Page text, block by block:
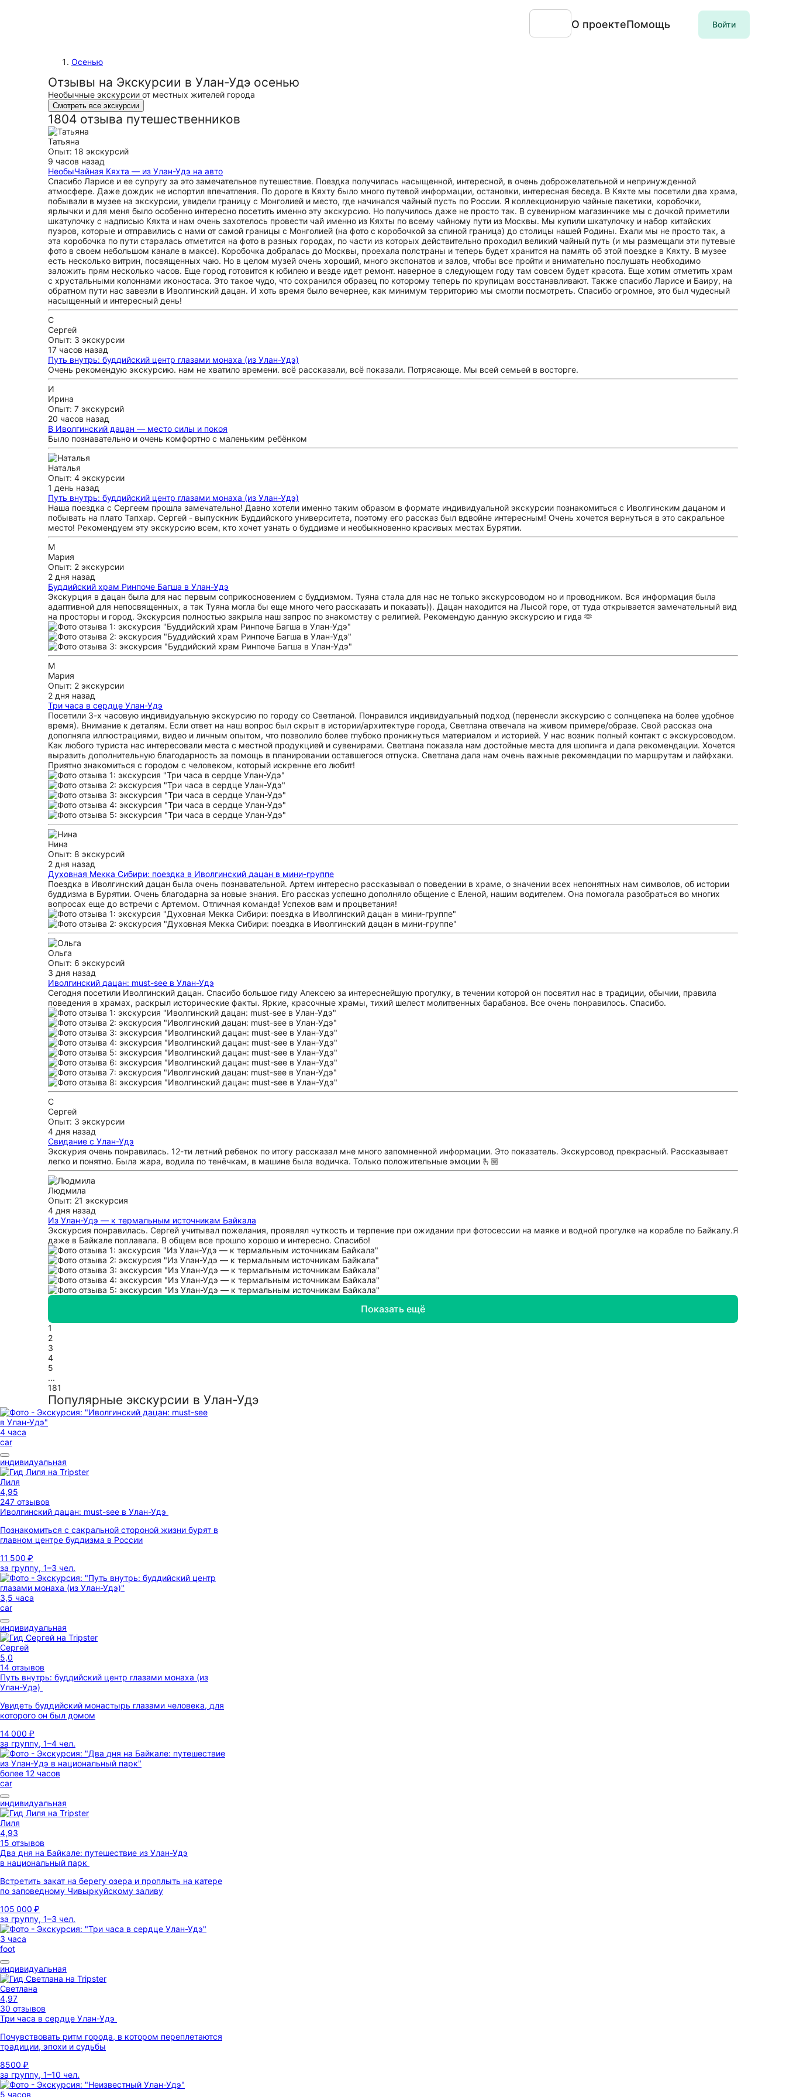
О проектеПомощь Войти
Осенью
Отзывы на Экскурсии в Улан-Удэ осенью
Необычные экскурсии от местных жителей города
Смотреть все экскурсии
1804 отзыва путешественников
Татьяна
Опыт: 18 экскурсий
9 часов назад
НеобыЧайная Кяхта — из Улан-Удэ на авто
Спасибо Ларисе и ее супругу за это замечательное путешествие. Поездка получилась насыщенной, интересной, в очень доброжелательной и непринужденной
атмосфере. Даже дождик не испортил впечатления. По дороге в Кяхту было много путевой информации, остановки, интересная беседа. В Кяхте мы посетили два храма,
побывали в музее на экскурсии, увидели границу с Монголией и место, где начинался чайный пусть по России. Я коллекционирую чайные пакетики, коробочки,
ярлычки и для меня было особенно интересно посетить именно эту экскурсию. Но получилось даже не просто так. В сувенирном магазинчике мы с дочкой приметили
шкатулочку с надписью Кяхта и нам очень захотелось провести чай именно из Кяхты по всему чайному пути из Москвы. Мы купили шкатулочку и набор китайских
пуэров, которые и отправились с нами от самой границы с Монголией (на фото с коробочкой за спиной граница) до столицы нашей Родины. Ехали мы не просто так, а
эта коробочка по пути старалась отметится на фото в разных городах, по части из которых действительно проходил великий чайный путь (и мы размещали эти путевые
фото в своем небольшом канале в максе). Коробочка добралась до Москвы, проехала полстраны и теперь будет хранится на память об этой поездке в Кяхту. В музее
есть несколько витрин, посвященных чаю. Но в целом музей очень хороший, много экспонатов и залов, чтобы все пройти и внимательно послушать необходимо
заложить прям несколько часов. Еще город готовится к юбилею и везде идет ремонт. наверное в следующем году там совсем будет красота. Еще хотим отметить храм
с хрустальными колоннами иконостаса. Это такое чудо, что сохранился образец по которому теперь по крупицам восстанавливают. Также спасибо Ларисе и Баиру, на
обратном пути нас завезли в Иволгинский дацан. И хоть время было вечернее, как минимум территорию мы смогли посмотреть. Спасибо огромное, это был чудесный
насыщенный и интересный день!
С
Сергей
Опыт: 3 экскурсии
17 часов назад
Путь внутрь: буддийский центр глазами монаха (из Улан-Удэ)
Очень рекомендую экскурсию. нам не хватило времени. всё рассказали, всё показали. Потрясающе. Мы всей семьей в восторге.
И
Ирина
Опыт: 7 экскурсий
20 часов назад
В Иволгинский дацан — место силы и покоя
Было познавательно и очень комфортно с маленьким ребёнком
Наталья
Опыт: 4 экскурсии
1 день назад
Путь внутрь: буддийский центр глазами монаха (из Улан-Удэ)
Наша поездка с Сергеем прошла замечательно! Давно хотели именно таким образом в формате индивидуальной экскурсии познакомиться с Иволгинским дацаном и
побывать на плато Тапхар. Сергей - выпускник Буддийского университета, поэтому его рассказ был вдвойне интересным! Очень хочется вернуться в это сакральное
место! Рекомендуем эту экскурсию всем, кто хочет узнать о буддизме и необыкновенно красивых местах Бурятии.
М
Мария
Опыт: 2 экскурсии
2 дня назад
Буддийский храм Ринпоче Багша в Улан-Удэ
Экскурция в дацан была для нас первым соприкосновением с буддизмом. Туяна стала для нас не только экскурсоводом но и проводником. Вся информация была
адаптивной для непосвященных, а так Туяна могла бы еще много чего рассказать и показать)). Дацан находится на Лысой горе, от туда открывается замечательный вид
на просторы и город. Экскурсия полностью закрыла наш запрос по знакомству с религией. Рекомендую данную экскурсию и гида 🫶
М
Мария
Опыт: 2 экскурсии
2 дня назад
Три часа в сердце Улан-Удэ
Посетили 3-х часовую индивидуальную экскурсию по городу со Светланой. Понравился индивидуальный подход (перенесли экскурсию с солнцепека на более удобное
время). Внимание к деталям. Если ответ на наш вопрос был скрыт в истории/архитектуре города, Светлана отвечала на живом примере/образе. Свой рассказ она
дополняла иллюстрациями, видео и личным опытом, что позволило более глубоко проникнуться материалом и историей. У нас возник полный контакт с экскурсоводом.
Как любого туриста нас интересовали места с местной продукцией и сувенирами. Светлана показала нам достойные места для шопинга и дала рекомендации. Хочется
выразить дополнительную благодарность за помощь в планировании оставшегося отпуска. Светлана дала нам очень важные рекомендации по маршрутам и лайфхаки.
Приятно знакомиться с городом с человеком, который искренне его любит!
Нина
Опыт: 8 экскурсий
2 дня назад
Духовная Мекка Сибири: поездка в Иволгинский дацан в мини-группе
Поездка в Иволгинский дацан была очень познавательной. Артем интересно рассказывал о поведении в храме, о значении всех непонятных нам символов, об истории
буддизма в Бурятии. Очень благодарна за новые знания. Его рассказ успешно дополняло общение с Еленой, нашим водителем. Она помогала разобраться во многих
вопросах еще до встречи с Артемом. Отличная команда! Успехов вам и процветания!
Ольга
Опыт: 6 экскурсий
3 дня назад
Иволгинский дацан: must-see в Улан-Удэ
Сегодня посетили Иволгинский дацан. Спасибо большое гиду Алексею за интереснейшую прогулку, в течении которой он посвятил нас в традиции, обычии, правила
поведения в храмах, раскрыл исторические факты. Яркие, красочные храмы, тихий шелест молитвенных барабанов. Все очень понравилось. Спасибо.
С
Сергей
Опыт: 3 экскурсии
4 дня назад
Свидание с Улан-Удэ
Экскурия очень понравилась. 12-ти летний ребенок по итогу рассказал мне много запомненной информации. Это показатель. Экскурсовод прекрасный. Рассказывает
легко и понятно. Была жара, водила по тенёчкам, в машине была водичка. Только положительные эмоции 🫰🏼
Людмила
Опыт: 21 экскурсия
4 дня назад
Из Улан-Удэ — к термальным источникам Байкала
Экскурсия понравилась. Сергей учитывал пожелания, проявлял чуткость и терпение при ожидании при фотосессии на маяке и водной прогулке на корабле по Байкалу.Я
даже в Байкале поплавала. В общем все прошло хорошо и интересно. Спасибо!
Показать ещё
1
2
3
4
5
...
181
Популярные экскурсии в Улан-Удэ
4 часа
car
индивидуальная
Лиля
4,95
247 отзывов
Иволгинский дацан: must-see в Улан-Удэ
Познакомиться с сакральной стороной жизни бурят в
главном центре буддизма в России
11 500 ₽
за группу, 1–3 чел.
3,5 часа
car
индивидуальная
Сергей
5,0
14 отзывов
Путь внутрь: буддийский центр глазами монаха (из
Улан-Удэ)
Увидеть буддийский монастырь глазами человека, для
которого он был домом
14 000 ₽
за группу, 1–4 чел.
более 12 часов
car
индивидуальная
Лиля
4,93
15 отзывов
Два дня на Байкале: путешествие из Улан-Удэ
в национальный парк
Встретить закат на берегу озера и проплыть на катере
по заповедному Чивыркуйскому заливу
105 000 ₽
за группу, 1–3 чел.
3 часа
foot
индивидуальная
Светлана
4,97
30 отзывов
Три часа в сердце Улан-Удэ
Почувствовать ритм города, в котором переплетаются
традиции, эпохи и судьбы
8500 ₽
за группу, 1–10 чел.
5 часов